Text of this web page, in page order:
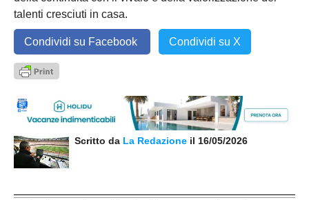
talenti cresciuti in casa.
Condividi su Facebook Condividi su X
Scritto da La Redazione il 16/05/2026